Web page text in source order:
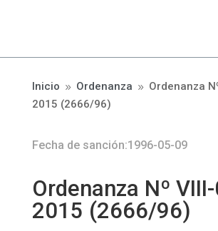
Inicio 9 Ordenanza 9 Ordenanza
2015 (2666/96)
Fecha de sanción:1996-05-09
Ordenanza Nº
2015 (2666/96)